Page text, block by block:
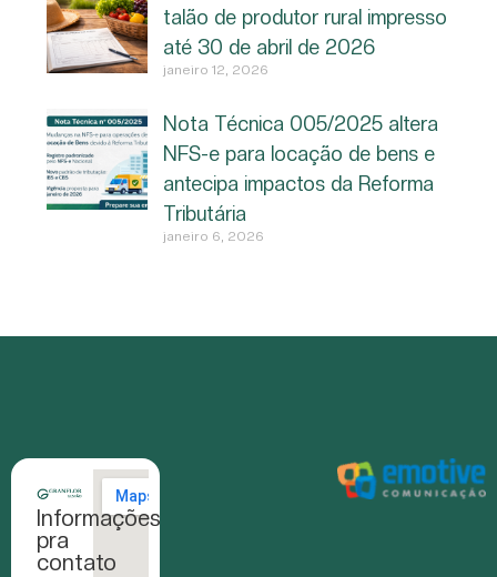
talão de produtor rural impresso
até 30 de abril de 2026
janeiro 12, 2026
Nota Técnica 005/2025 altera
NFS-e para locação de bens e
antecipa impactos da Reforma
Tributária
janeiro 6, 2026
Informações
pra
contato